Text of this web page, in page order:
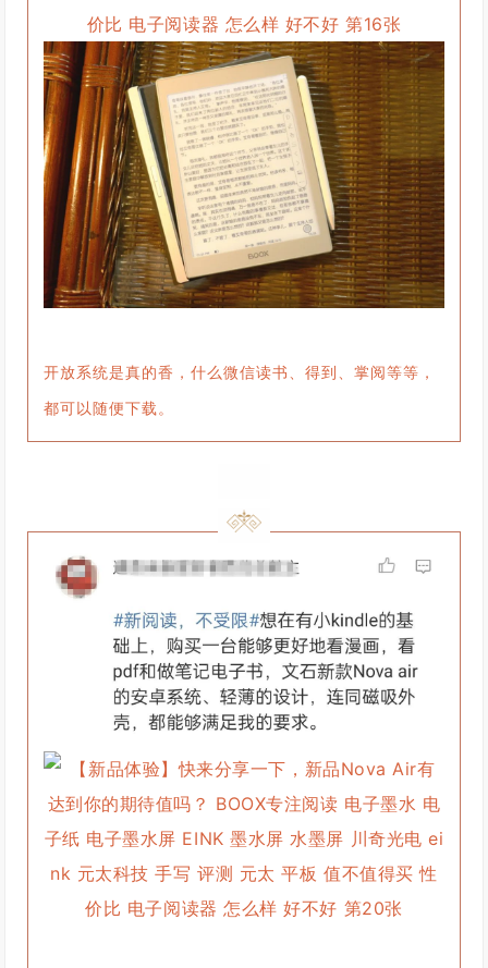
开放系统是真的香，什么微信读书、得到、掌阅等等，
都可以随便下载。